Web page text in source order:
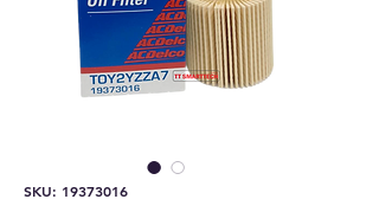
SKU: 19373016